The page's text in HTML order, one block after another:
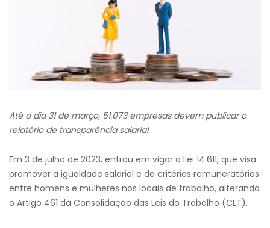
Até o dia 31 de março, 51.073 empresas devem publicar o
relatório de transparência salarial
Em 3 de julho de 2023, entrou em vigor a Lei 14.611, que visa
promover a igualdade salarial e de critérios remuneratórios
entre homens e mulheres nos locais de trabalho, alterando
o Artigo 461 da Consolidação das Leis do Trabalho (CLT).